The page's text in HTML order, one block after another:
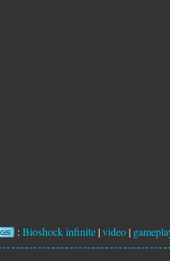
:Bioshock infinite|video|